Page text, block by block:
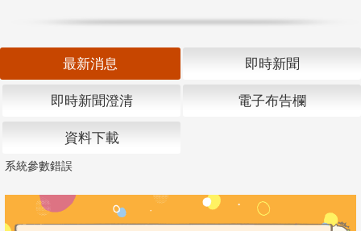
最新消息 即時新聞
即時新聞澄清 電子布告欄
資料下載
系統參數錯誤